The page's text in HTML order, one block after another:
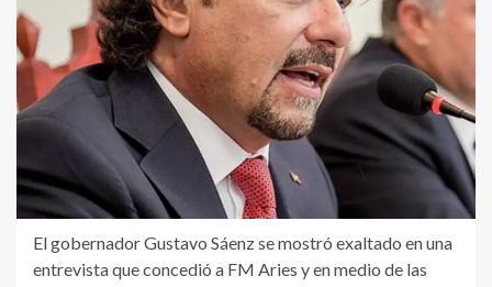
El gobernador Gustavo Sáenz se mostró exaltado en una
entrevista que concedió a FM Aries y en medio de las